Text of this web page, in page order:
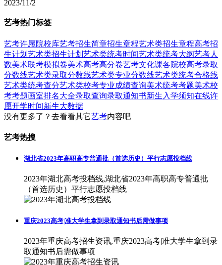
2023/11/2
艺考热门标签
艺考许愿院校库艺考招生简章招生章程艺术类招生章程高考招
生计划 艺术类招生计划 艺术类统考时间艺术类统考大纲艺考人
数美术联考模拟卷美术高考高分卷艺考文化课各院校高考录取
分数线艺术类录取分数线艺术类专业分数线艺术类统考合格线
艺术类统考查分艺术类校考专业成绩查询美术统考考题美术校
考考题画室排名大全录取查询录取通知书新生入学须知在线许
愿开学时间新生大数据
没有更多了？去看看其它艺考内容吧
艺考热搜
湖北省2023年高职高专普通批（首选历史）平行志愿投档线
2023年湖北高考投档线,湖北省2023年高职高专普通批
（首选历史）平行志愿投档线
重庆2023高考|准大学生拿到录取通知书后需做事项
2023年重庆高考招生资讯,重庆2023高考|准大学生拿到录
取通知书后需做事项